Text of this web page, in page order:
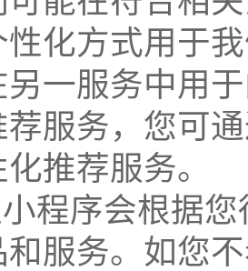
性化方式用于
一服务中用
服务，您可
推荐服务。
程序会根据
服务。如您